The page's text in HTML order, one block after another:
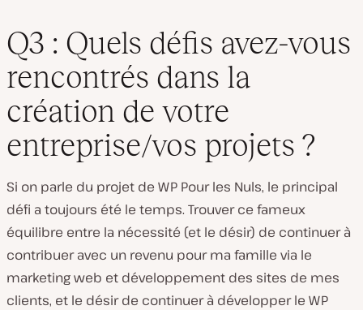
Q3 : Quels défis avez-vous
rencontrés dans la
création de votre
entreprise/vos projets ?
Si on parle du projet de WP Pour les Nuls, le principal
défi a toujours été le temps. Trouver ce fameux
équilibre entre la nécessité (et le désir) de continuer à
contribuer avec un revenu pour ma famille via le
marketing web et développement des sites de mes
clients, et le désir de continuer à développer le WP